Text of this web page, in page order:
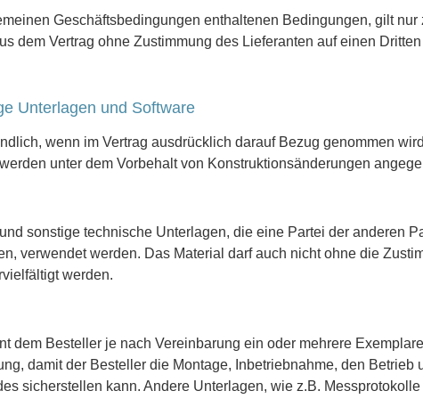
Geschäftsbedingungen enthaltenen Bedingungen, gilt
dem Vertrag ohne Zustimmung des Lieferanten auf einen
Unterlagen und Software
wenn im Vertrag ausdrücklich darauf Bezug genommen
unter dem Vorbehalt von Konstruktionsänderungen
sonstige technische Unterlagen, die eine Partei der anderen
verwendet werden. Das Material darf auch nicht ohne die
werden.
dem Besteller je nach Vereinbarung ein oder mehrere
damit der Besteller die Montage, Inbetriebnahme, den
sicherstellen kann. Andere Unterlagen, wie z.B.